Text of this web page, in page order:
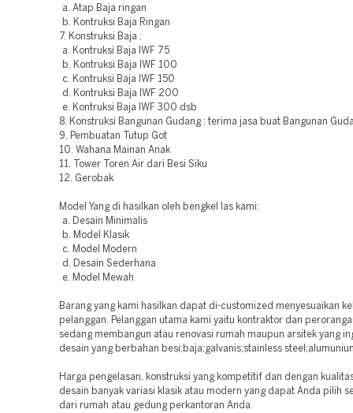
a. Atap Baja ringan
b. Kontruksi Baja Ringan
7. Konstruksi Baja :
a. Kontruksi Baja IWF 75
b. Kontruksi Baja IWF 100
c. Kontruksi Baja IWF 150
d. Kontruksi Baja IWF 200
e. Kontruksi Baja IWF 300 dsb
8. Konstruksi Bangunan Gudang : terima jasa buat Bangunan
9. Pembuatan Tutup Got
10. Wahana Mainan Anak
11. Tower Toren Air dari Besi Siku
12. Gerobak
Model Yang di hasilkan oleh bengkel las kami:
a. Desain Minimalis
b. Model Klasik
c. Model Modern
d. Desain Sederhana
e. Model Mewah
Barang yang kami hasilkan dapat di-customized menyesuaikan
pelanggan. Pelanggan utama kami yaitu kontraktor dan
sedang membangun atau renovasi rumah maupun arsitek yang
desain yang berbahan besi;baja;galvanis;stainless
Harga pengelasan, konstruksi yang kompetitif dan dengan
desain banyak variasi klasik atau modern yang dapat Anda pilih
dari rumah atau gedung perkantoran Anda.